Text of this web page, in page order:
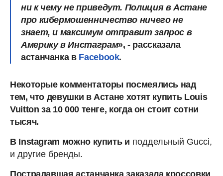
ни к чему не приведут. Полиция в Астане
про кибермошенничество ничего не
знает, и максимум отправит запрос в
Америку в Инстаграм», - рассказала
астанчанка в Facebook.
Некоторые комментаторы посмеялись над
тем, что девушки в Астане хотят купить Louis
Vuitton за 10 000 тенге, когда он стоит сотни
тысяч.
В Instagram можно купить и поддельный Gucci,
и другие бренды.